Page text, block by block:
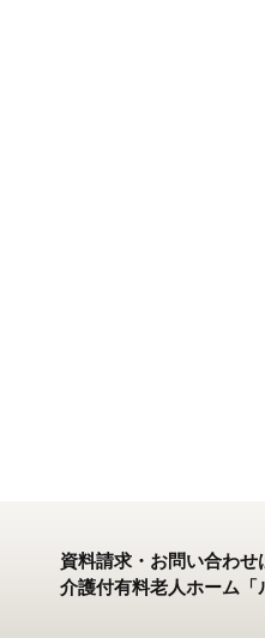
資料請求・お問い合わせ
介護付有料老人ホーム「